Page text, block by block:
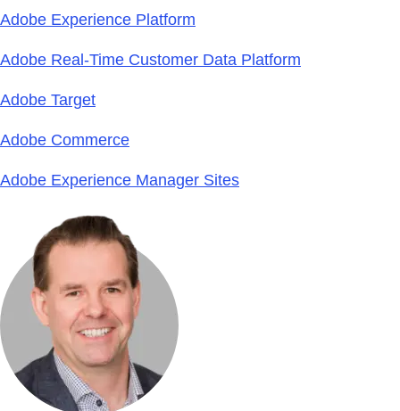
Adobe Experience Platform
Adobe Real-Time Customer Data Platform
Adobe Target
Adobe Commerce
Adobe Experience Manager Sites